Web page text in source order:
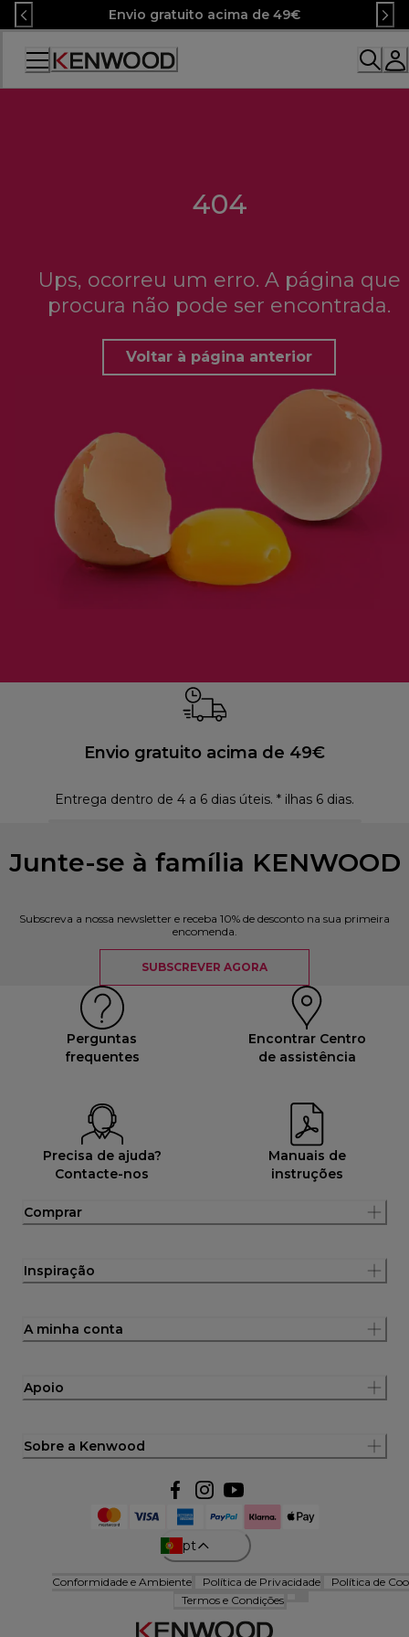
Skip
to
Content
Envio gratuito acima de 49€
404
Ups, ocorreu um erro. A página que
procura não pode ser encontrada.
Voltar à página anterior
Envio gratuito acima de 49€
Entrega dentro de 4 a 6 dias úteis. * ilhas 6 dias.
Junte-se à família KENWOOD
Subscreva a nossa newsletter e receba 10% de desconto na sua primeira
encomenda.
SUBSCREVER AGORA
Perguntas
frequentes
Encontrar Centro
de assistência
Precisa de ajuda?
Contacte-nos
Manuais de
instruções
Comprar
Inspiração
A minha conta
Apoio
Sobre a Kenwood
pt
Conformidade e Ambiente Política de Privacidade
Política de
Termos e Condições